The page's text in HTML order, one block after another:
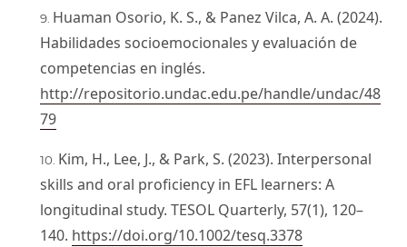
Huaman Osorio, K. S., & Panez Vilca, A. A. (2024).
Habilidades socioemocionales y evaluación de
competencias en inglés.
http://repositorio.undac.edu.pe/handle/undac/48
79
Kim, H., Lee, J., & Park, S. (2023). Interpersonal
skills and oral proficiency in EFL learners: A
longitudinal study. TESOL Quarterly, 57(1), 120–
140. https://doi.org/10.1002/tesq.3378